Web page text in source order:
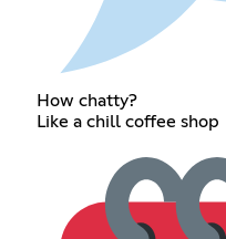
How chatty?
Like a chill coffee shop